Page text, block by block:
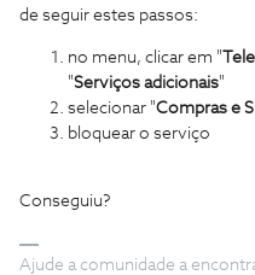
de seguir estes passos:
no menu, clicar em "
"Serviços adicionais"
selecionar "Compras e
bloquear o serviço
Conseguiu?
Ajude a comunidade a